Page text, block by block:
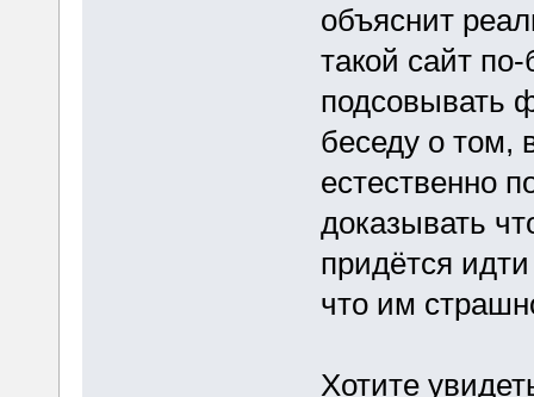
объяснит
такой сайт
подсовывать
беседу о том,
естественно
доказывать
придётся
что им
Хотите